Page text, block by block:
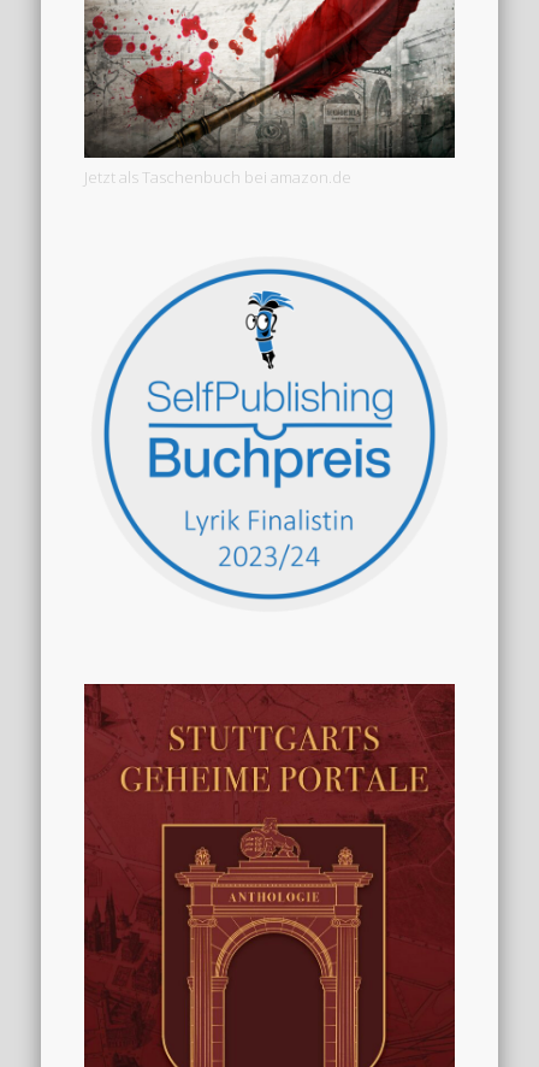
Jetzt als Taschenbuch bei amazon.de